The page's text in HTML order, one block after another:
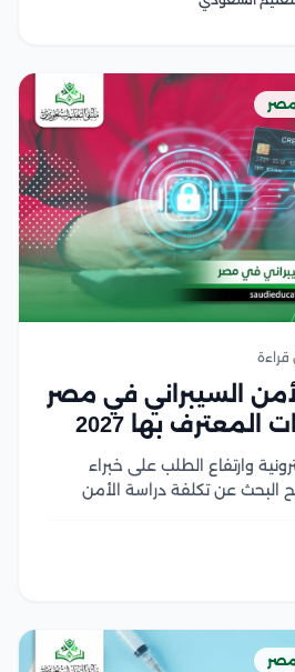
كبير من الطلاب...
مصر
السيبراني في مصر
بها 2027
وارتفاع الطلب على خبراء
البحث عن تكلفة دراسة الأمن
صعوبة لحسن...
مصر